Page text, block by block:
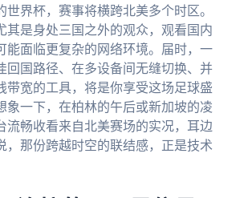
世界杯，赛事将横跨北美多个时区。
其是身处三国之外的观众，观看国内
能面临更复杂的网络环境。届时，一
回国路径、在多设备间无缝切换、并
带宽的工具，将是你享受这场足球盛
象一下，在柏林的午后或新加坡的凌
流畅收看来自北美赛场的实况，耳边
，那份跨越时空的联结感，正是技术